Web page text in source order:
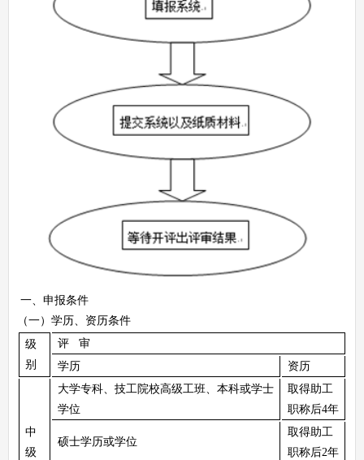
一、申报条件
（一）学历、资历条件
级
别
评 审
学历
资历
中
级
大学专科、技工院校高级工班、本科或学士
学位
取得助工
职称后4年
硕士学历或学位
取得助工
职称后2年